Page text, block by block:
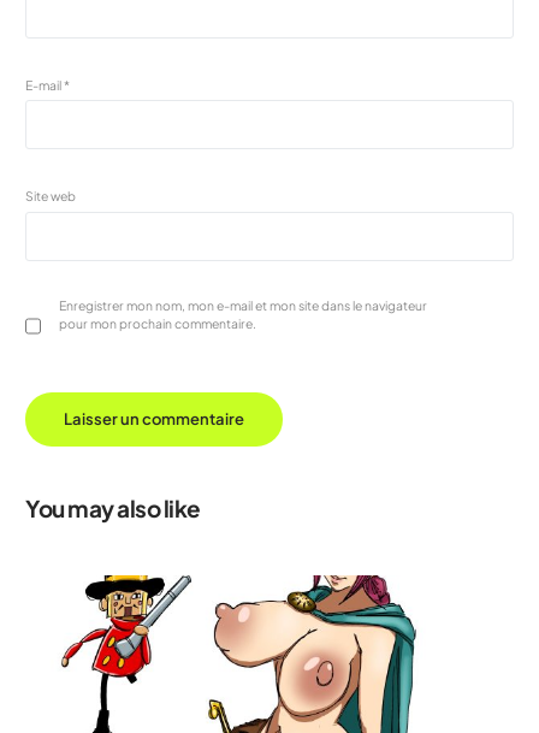
E-mail*
Site web
Enregistrer mon nom, mon e-mail et mon site dans le navigateur
pour mon prochain commentaire.
You may also like